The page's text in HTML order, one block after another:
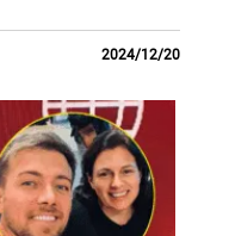
2024/12/20